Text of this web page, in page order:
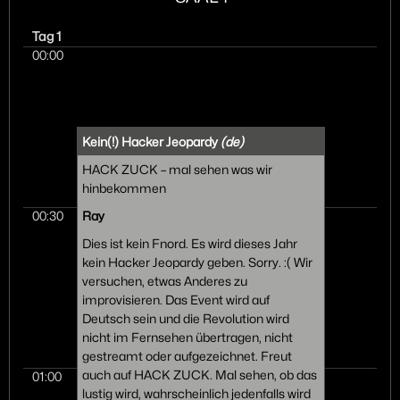
Tag 1
00:00
00:30
01:00
Kein(!) Hacker Jeopardy(de)
HACK ZUCK – mal sehen was wir
hinbekommen
Ray
Dies ist kein Fnord. Es wird dieses Jahr
kein Hacker Jeopardy geben. Sorry. :( Wir
versuchen, etwas Anderes zu
improvisieren. Das Event wird auf
Deutsch sein und die Revolution wird
nicht im Fernsehen übertragen, nicht
gestreamt oder aufgezeichnet. Freut
auch auf HACK ZUCK. Mal sehen, ob das
lustig wird, wahrscheinlich jedenfalls wird